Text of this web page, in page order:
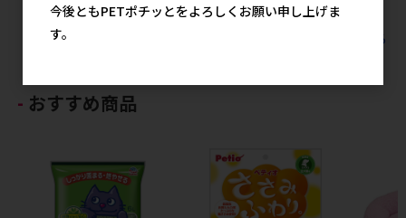
すべてのドギーマンハヤシの人気商品を見る
おすすめ商品
今後ともPETポチッとをよろしくお願い申し上げま
す。